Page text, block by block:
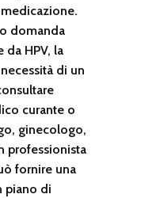
domanda
da HPV, la
di un
curante o
ginecologo,
professionista
fornire una
piano di